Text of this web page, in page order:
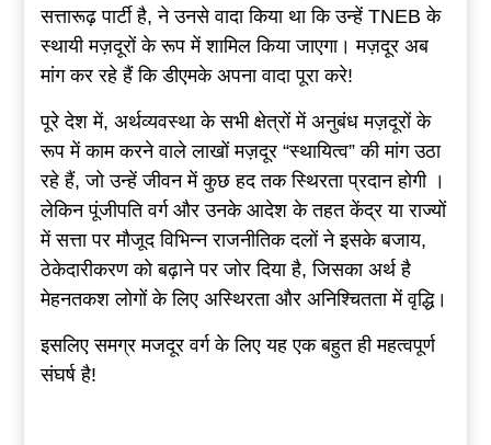
सत्तारूढ़ पार्टी है, ने उनसे वादा किया था कि उन्हें TNEB के
स्थायी मज़दूरों के रूप में शामिल किया जाएगा। मज़दूर अब
मांग कर रहे हैं कि डीएमके अपना वादा पूरा करे!
पूरे देश में, अर्थव्यवस्था के सभी क्षेत्रों में अनुबंध मज़दूरों के
रूप में काम करने वाले लाखों मज़दूर “स्थायित्व” की मांग उठा
रहे हैं, जो उन्हें जीवन में कुछ हद तक स्थिरता प्रदान होगी ।
लेकिन पूंजीपति वर्ग और उनके आदेश के तहत केंद्र या राज्यों
में सत्ता पर मौजूद विभिन्न राजनीतिक दलों ने इसके बजाय,
ठेकेदारीकरण को बढ़ाने पर जोर दिया है, जिसका अर्थ है
मेहनतकश लोगों के लिए अस्थिरता और अनिश्चितता में वृद्धि।
इसलिए समग्र मजदूर वर्ग के लिए यह एक बहुत ही महत्वपूर्ण
संघर्ष है!